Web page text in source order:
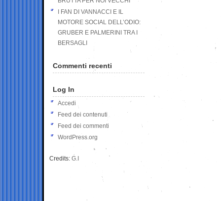
I FAN DI VANNACCI E IL
MOTORE SOCIAL DELL’ODIO:
GRUBER E PALMERINI TRA I
BERSAGLI
Commenti recenti
Log In
Accedi
Feed dei contenuti
Feed dei commenti
WordPress.org
Credits: G.I